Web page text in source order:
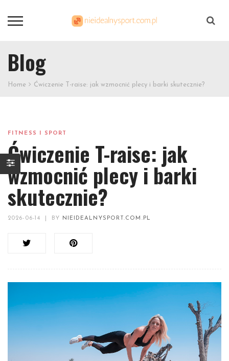
Blog
Home Ćwiczenie T-raise: jak wzmocnić plecy i barki skutecznie?
FITNESS I SPORT
Ćwiczenie T-raise: jak
wzmocnić plecy i barki
skutecznie?
2026-06-14 BY NIEIDEALNYSPORT.COM.PL